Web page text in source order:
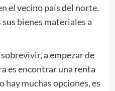
el vecino país del norte.
bienes materiales a
a empezar de
es encontrar una renta
hay muchas opciones, es